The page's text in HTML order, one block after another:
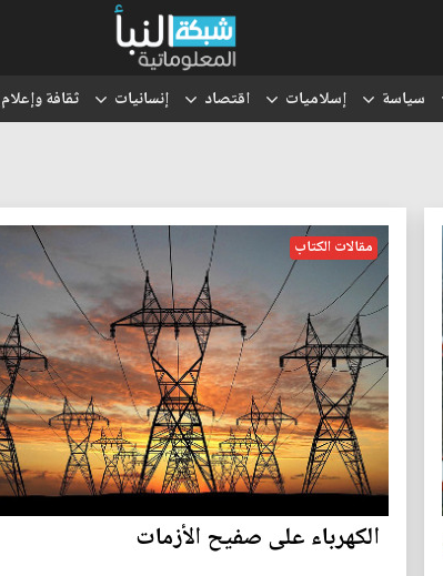
سياسة إسلاميات اقتصاد إنسانيات ثقافة وإعلام
مقالات الكتاب
الكهرباء على صفيح الأزمات